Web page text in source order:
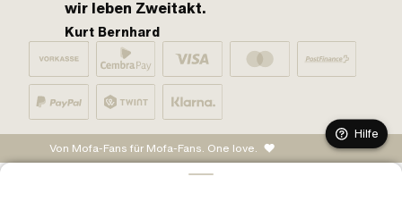
wir leben Zweitakt.
Kurt Bernhard
Von Mofa-Fans für Mofa-Fans. One love.
Hilfe